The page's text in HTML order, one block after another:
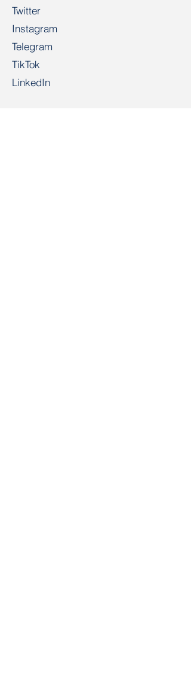
Twitter
Instagram
Telegram
TikTok
LinkedIn